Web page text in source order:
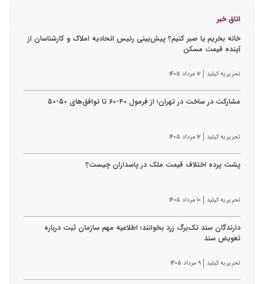
اتاق خبر
خانه بخریم یا صبر کنیم؟ پیش‌بینی رئیس اتحادیه املاک و کارشناسان از
آینده قیمت مسکن
تحریریه کیلید ۱۲ مرداد ۱۴۰۵
مشارکت در ساخت در تهران؛ از فرمول ۴۰-۶۰ تا توافق‌های ۵۰-۵۰
تحریریه کیلید ۱۲ مرداد ۱۴۰۵
پشت پرده اختلاف قیمت ملک در پاسداران چیست؟
تحریریه کیلید ۱۰ مرداد ۱۴۰۵
دارندگان سند تک‌برگ زرد بخوانند؛ اطلاعیه مهم سازمان ثبت درباره
تعویض سند
تحریریه کیلید ۹ مرداد ۱۴۰۵